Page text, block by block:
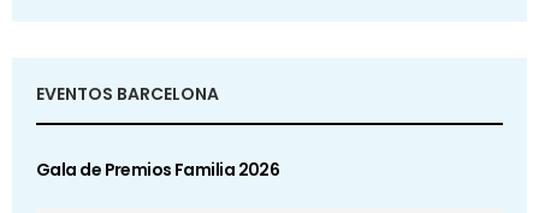
EVENTOS BARCELONA
Gala de Premios Familia 2026